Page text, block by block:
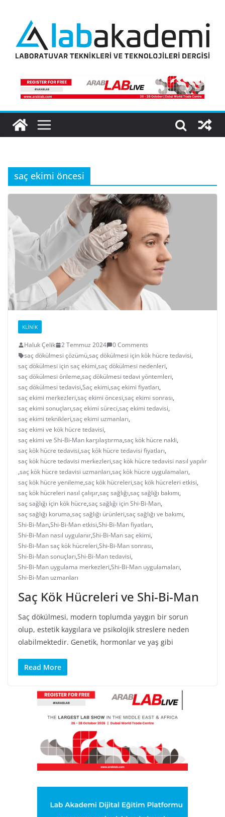
content
saç ekimi öncesi
KLINIK
Haluk Çelik 2 Temmuz 2024
0 Comments
saç dökülmesi çözümü,saç dökülmesi için kök hücre tedavisi,
saç dökülmesi için saç ekimi,saç dökülmesi nedenleri,
saç dökülmesi önleme,saç dökülmesi tedavi yöntemleri,
saç dökülmesi tedavisi,Saç ekimi,saç ekimi fiyatları,
saç ekimi merkezleri,saç ekimi öncesi,saç ekimi sonrası,
saç ekimi sonuçları,saç ekimi süreci,saç ekimi tedavisi,
saç ekimi teknikleri,saç ekimi uzmanları,
saç ekimi ve kök hücre tedavisi,
saç ekimi ve Shi-Bi-Man karşılaştırma,saç kök hücre nakli,
saç kök hücre tedavisi,saç kök hücre tedavisi fiyatları,
saç kök hücre tedavisi merkezleri,saç kök hücre tedavisi nasıl yapılır
,saç kök hücre tedavisi uzmanları,saç kök hücre uygulamaları,
saç kök hücre yenileme,saç kök hücreleri,saç kök hücreleri etkisi,
saç kök hücreleri nasıl çalışır,saç sağlığı,saç sağlığı bakımı,
saç sağlığı için kök hücre,saç sağlığı için Shi-Bi-Man,
saç sağlığı koruma,saç sağlığı ürünleri,saç sağlığı ve bakımı,
Shi-Bi-Man,Shi-Bi-Man etkisi,Shi-Bi-Man fiyatları,
Shi-Bi-Man nasıl uygulanır,Shi-Bi-Man saç ekimi,
Shi-Bi-Man saç kök hücreleri,Shi-Bi-Man sonrası,
Shi-Bi-Man sonuçları,Shi-Bi-Man tedavisi,
Shi-Bi-Man uygulama merkezleri,Shi-Bi-Man uygulamaları,
Shi-Bi-Man uzmanları
Saç Kök Hücreleri ve Shi-Bi-Man
Saç dökülmesi, modern toplumda yaygın bir sorun
olup, estetik kaygılara ve psikolojik streslere neden
olabilmektedir. Genetik, hormonlar ve yaş gibi
Read More